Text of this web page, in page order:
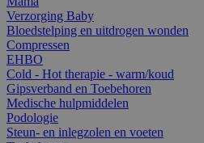
Verzorging Baby
Bloedstelping en uitdrogen wonden
Compressen
EHBO
Cold - Hot therapie - warm/koud
Gipsverband en Toebehoren
Medische hulpmiddelen
Podologie
Steun- en inlegzolen en voeten